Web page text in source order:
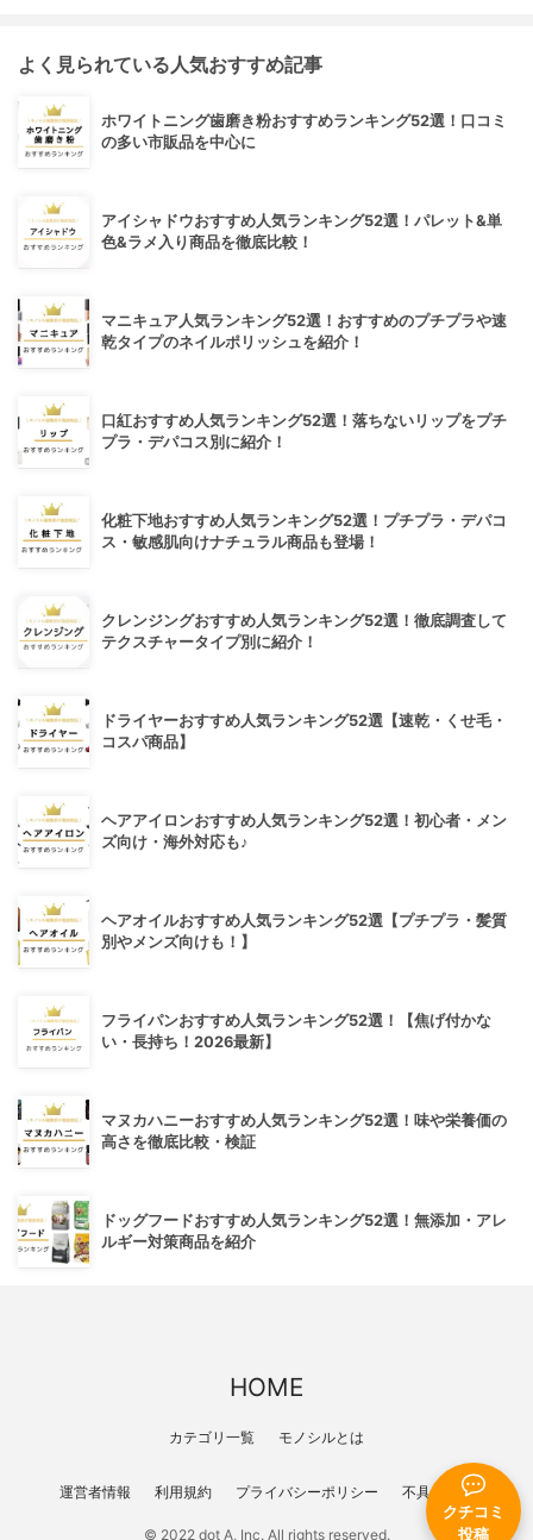
クチコミ
投稿
よく見られている人気おすすめ記事
ホワイトニング歯磨き粉おすすめランキング52選！口コミ
の多い市販品を中心に
アイシャドウおすすめ人気ランキング52選！パレット&単
色&ラメ入り商品を徹底比較！
マニキュア人気ランキング52選！おすすめのプチプラや速
乾タイプのネイルポリッシュを紹介！
口紅おすすめ人気ランキング52選！落ちないリップをプチ
プラ・デパコス別に紹介！
化粧下地おすすめ人気ランキング52選！プチプラ・デパコ
ス・敏感肌向けナチュラル商品も登場！
クレンジングおすすめ人気ランキング52選！徹底調査して
テクスチャータイプ別に紹介！
ドライヤーおすすめ人気ランキング52選【速乾・くせ毛・
コスパ商品】
ヘアアイロンおすすめ人気ランキング52選！初心者・メン
ズ向け・海外対応も♪
ヘアオイルおすすめ人気ランキング52選【プチプラ・髪質
別やメンズ向けも！】
フライパンおすすめ人気ランキング52選！【焦げ付かな
い・長持ち！2026最新】
マヌカハニーおすすめ人気ランキング52選！味や栄養価の
高さを徹底比較・検証
ドッグフードおすすめ人気ランキング52選！無添加・アレ
ルギー対策商品を紹介
HOME
カテゴリ一覧 モノシルとは
運営者情報 利用規約 プライバシーポリシー 不具合報告
© 2022 dot A, Inc. All rights reserved.